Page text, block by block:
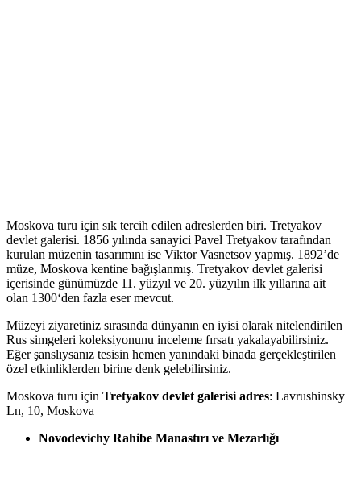
Moskova turu için sık tercih edilen adreslerden biri. Tretyakov
devlet galerisi. 1856 yılında sanayici Pavel Tretyakov tarafından
kurulan müzenin tasarımını ise Viktor Vasnetsov yapmış. 1892’de
müze, Moskova kentine bağışlanmış. Tretyakov devlet galerisi
içerisinde günümüzde 11. yüzyıl ve 20. yüzyılın ilk yıllarına ait
olan 1300‘den fazla eser mevcut.
Müzeyi ziyaretiniz sırasında dünyanın en iyisi olarak nitelendirilen
Rus simgeleri koleksiyonunu inceleme fırsatı yakalayabilirsiniz.
Eğer şanslıysanız tesisin hemen yanındaki binada gerçekleştirilen
özel etkinliklerden birine denk gelebilirsiniz.
Moskova turu için Tretyakov devlet galerisi adres: Lavrushinsky
Ln, 10, Moskova
Novodevichy Rahibe Manastırı ve Mezarlığı